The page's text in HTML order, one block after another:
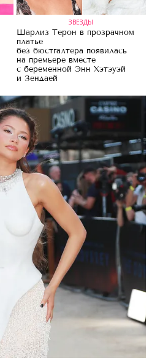
ЗВЕЗДЫ
Шарлиз Терон в прозрачном
платье
без бюстгалтера появилась
на премьере вместе
с беременной Энн Хэтэуэй
и Зендаей